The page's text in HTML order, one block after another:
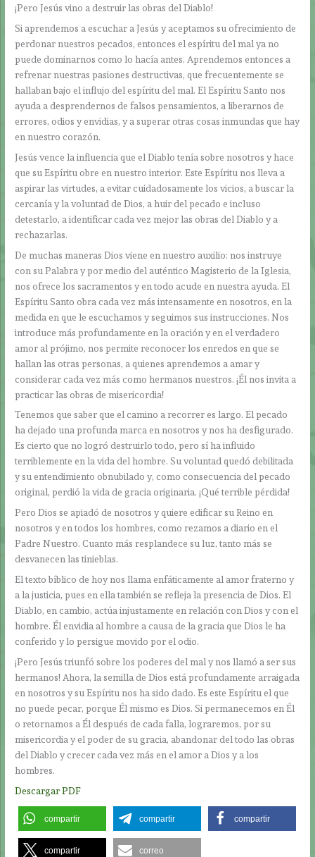
¡Pero Jesús vino a destruir las obras del Diablo!
Si aprendemos a escuchar a Jesús y aceptamos su ofrecimiento de
perdonar nuestros pecados, entonces el espíritu del mal ya no
puede dominarnos como lo hacía antes. Aprendemos entonces a
refrenar nuestras pasiones destructivas, que frecuentemente se
hallaban bajo el influjo del espíritu del mal. El Espíritu Santo nos
ayuda a desprendernos de falsos pensamientos, a liberarnos de
errores, odios y envidias, y a superar otras cosas inmundas que hay
en nuestro corazón.
Jesús vence la influencia que el Diablo tenía sobre nosotros y hace
que su Espíritu obre en nuestro interior. Este Espíritu nos lleva a
aspirar las virtudes, a evitar cuidadosamente los vicios, a buscar la
cercanía y la voluntad de Dios, a huir del pecado e incluso
detestarlo, a identificar cada vez mejor las obras del Diablo y a
rechazarlas.
De muchas maneras Dios viene en nuestro auxilio: nos instruye
con su Palabra y por medio del auténtico Magisterio de la Iglesia,
nos ofrece los sacramentos y en todo acude en nuestra ayuda. El
Espíritu Santo obra cada vez más intensamente en nosotros, en la
medida en que le escuchamos y seguimos sus instrucciones. Nos
introduce más profundamente en la oración y en el verdadero
amor al prójimo, nos permite reconocer los enredos en que se
hallan las otras personas, a quienes aprendemos a amar y
considerar cada vez más como hermanos nuestros. ¡Él nos invita a
practicar las obras de misericordia!
Tenemos que saber que el camino a recorrer es largo. El pecado
ha dejado una profunda marca en nosotros y nos ha desfigurado.
Es cierto que no logró destruirlo todo, pero sí ha influido
terriblemente en la vida del hombre. Su voluntad quedó debilitada
y su entendimiento obnubilado y, como consecuencia del pecado
original, perdió la vida de gracia originaria. ¡Qué terrible pérdida!
Pero Dios se apiadó de nosotros y quiere edificar su Reino en
nosotros y en todos los hombres, como rezamos a diario en el
Padre Nuestro. Cuanto más resplandece su luz, tanto más se
desvanecen las tinieblas.
El texto bíblico de hoy nos llama enfáticamente al amor fraterno y
a la justicia, pues en ella también se refleja la presencia de Dios. El
Diablo, en cambio, actúa injustamente en relación con Dios y con el
hombre. Él envidia al hombre a causa de la gracia que Dios le ha
conferido y lo persigue movido por el odio.
¡Pero Jesús triunfó sobre los poderes del mal y nos llamó a ser sus
hermanos! Ahora, la semilla de Dios está profundamente arraigada
en nosotros y su Espíritu nos ha sido dado. Es este Espíritu el que
no puede pecar, porque Él mismo es Dios. Si permanecemos en Él
o retornamos a Él después de cada falla, lograremos, por su
misericordia y el poder de su gracia, abandonar del todo las obras
del Diablo y crecer cada vez más en el amor a Dios y a los
hombres.
Descargar PDF
compartir compartir compartir
compartir correo